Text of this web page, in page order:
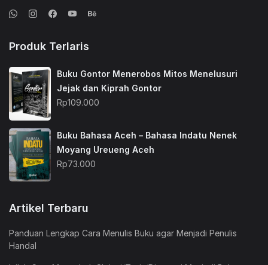
Produk Terlaris
Buku Gontor Menerobos Mitos Menelusuri
Jejak dan Kiprah Gontor
Rp109.000
Buku Bahasa Aceh – Bahasa Indatu Nenek
Moyang Ureueng Aceh
Rp73.000
Artikel Terbaru
Panduan Lengkap Cara Menulis Buku agar Menjadi Penulis
Handal